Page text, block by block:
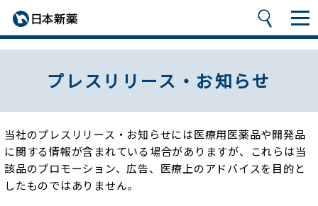
プレスリリース・お知らせ
当社のプレスリリース・お知らせには医療用医薬品や開発品
に関する情報が含まれている場合がありますが、
これらは当
該品のプロモーション、広告、医療上のアドバイスを目的と
したものではありません。